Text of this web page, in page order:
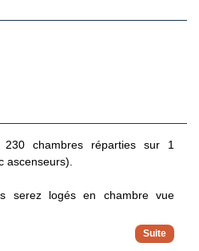
de Paphos, sur une avancée
sites historiques. L'aéroport
L'aéroport de Larnaca se
d'une vraie plage de sable en
fait depuis un espace aménagé
accès à une crique par un petit
chambres réparties sur 1
ascenseurs).
serez logés en chambre vue